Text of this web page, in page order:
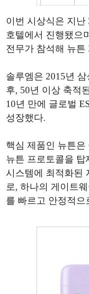
이번 시상식은 지난
호텔에서 진행됐으
전무가 참석해 뉴
솔루엠은 2015년
후, 50년 이상 축적
10년 만에 글로벌
성장했다.
핵심 제품인 뉴튼
뉴튼 프로토콜을 탑
시스템에 최적화된
로, 하나의 게이트
를 빠르고 안정적으